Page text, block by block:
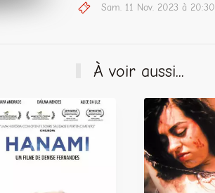
Sam. 11 Nov. 2023 à 20:30
À voir aussi...